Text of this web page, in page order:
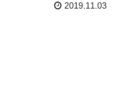
2019.11.03